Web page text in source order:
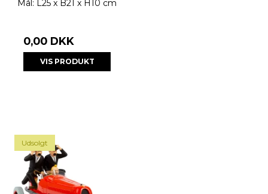
Mål: L25 x B21 x H10 cm
0,00 DKK
VIS PRODUKT
Udsolgt